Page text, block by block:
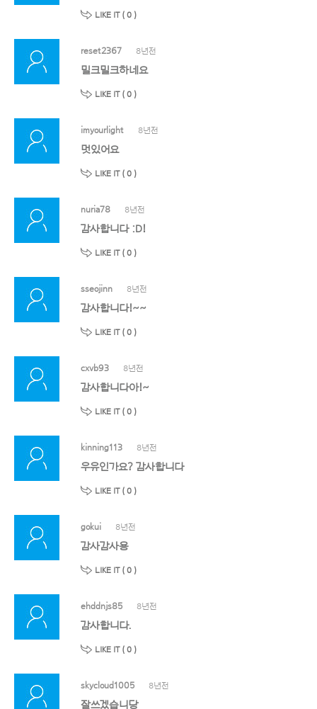
LIKE IT ( 0 )
reset2367 8년전
밀크밀크하네요
LIKE IT ( 0 )
imyourlight 8년전
멋있어요
LIKE IT ( 0 )
nuria78 8년전
감사합니다 :D!
LIKE IT ( 0 )
sseojinn 8년전
감사합니다!~~
LIKE IT ( 0 )
cxvb93 8년전
감사합니다아!~
LIKE IT ( 0 )
kinning113 8년전
우유인가요? 감사합니다
LIKE IT ( 0 )
gokui 8년전
감사감사용
LIKE IT ( 0 )
ehddnjs85 8년전
감사합니다.
LIKE IT ( 0 )
skycloud1005 8년전
잘쓰겠습니당